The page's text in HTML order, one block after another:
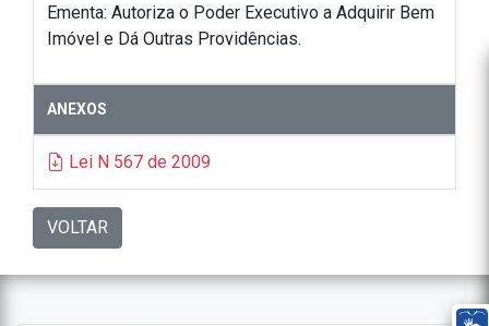
Ementa: Autoriza o Poder Executivo a Adquirir Bem
Imóvel e Dá Outras Providências.
ANEXOS
Lei N 567 de 2009
VOLTAR